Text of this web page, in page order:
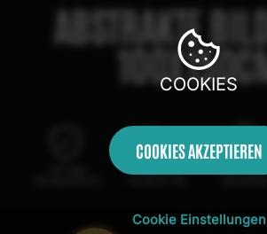
ABSTRAKTE
COOKIES
COOKIES AKZEPTIEREN
Cookie Einstellungen